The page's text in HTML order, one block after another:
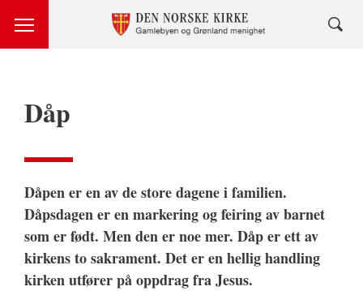
Dåp
Dåpen er en av de store dagene i familien.
Dåpsdagen er en markering og feiring av barnet
som er født. Men den er noe mer. Dåp er ett av
kirkens to sakrament. Det er en hellig handling
kirken utfører på oppdrag fra Jesus.